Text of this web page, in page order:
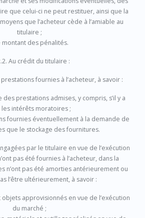
que celui-ci ne peut restituer, ainsi que la
que l’acheteur cède à l’amiable au
titulaire ;
montant des pénalités.
Au crédit du titulaire :
fournies à l’acheteur, à savoir :
prestations admises, y compris, s’il y a
les intérêts moratoires ;
fournies éventuellement à la demande de
que le stockage des fournitures.
par le titulaire en vue de l’exécution
pas été fournies à l’acheteur, dans la
n’ont pas été amorties antérieurement ou
l’être ultérieurement, à savoir :
approvisionnés en vue de l’exécution
du marché ;